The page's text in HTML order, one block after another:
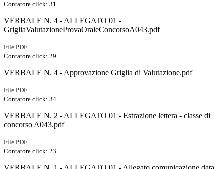
Contatore click: 31
VERBALE N. 4 - ALLEGATO 01 -
GrigliaValutazioneProvaOraleConcorsoA043.pdf
File PDF
Contatore click: 29
VERBALE N. 4 - Approvazione Griglia di Valutazione.pdf
File PDF
Contatore click: 34
VERBALE N. 2 - ALLEGATO 01 - Estrazione lettera - classe di
concorso A043.pdf
File PDF
Contatore click: 23